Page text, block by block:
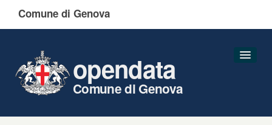
Comune di Genova
opendata
Comune di Genova